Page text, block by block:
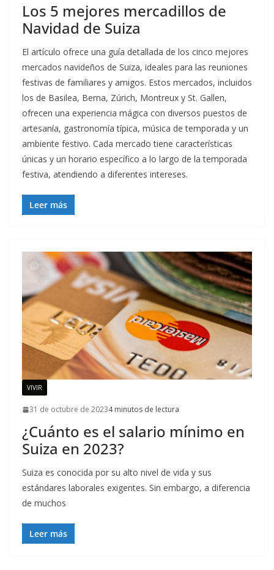
Los 5 mejores mercadillos de
Navidad de Suiza
El artículo ofrece una guía detallada de los cinco mejores
mercados navideños de Suiza, ideales para las reuniones
festivas de familiares y amigos. Estos mercados, incluidos
los de Basilea, Berna, Zúrich, Montreux y St. Gallen,
ofrecen una experiencia mágica con diversos puestos de
artesanía, gastronomía típica, música de temporada y un
ambiente festivo. Cada mercado tiene características
únicas y un horario específico a lo largo de la temporada
festiva, atendiendo a diferentes intereses.
Leer más
VIVIR
31 de octubre de 20234 minutos de lectura
¿Cuánto es el salario mínimo en
Suiza en 2023?
Suiza es conocida por su alto nivel de vida y sus
estándares laborales exigentes. Sin embargo, a diferencia
de muchos
Leer más